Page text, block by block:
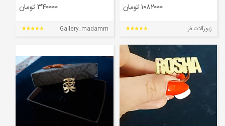
۱۰۸۲۰۰۰ تومان
زیورآلات فر
۳۴۰۰۰۰ تومان
Gallery_madamm